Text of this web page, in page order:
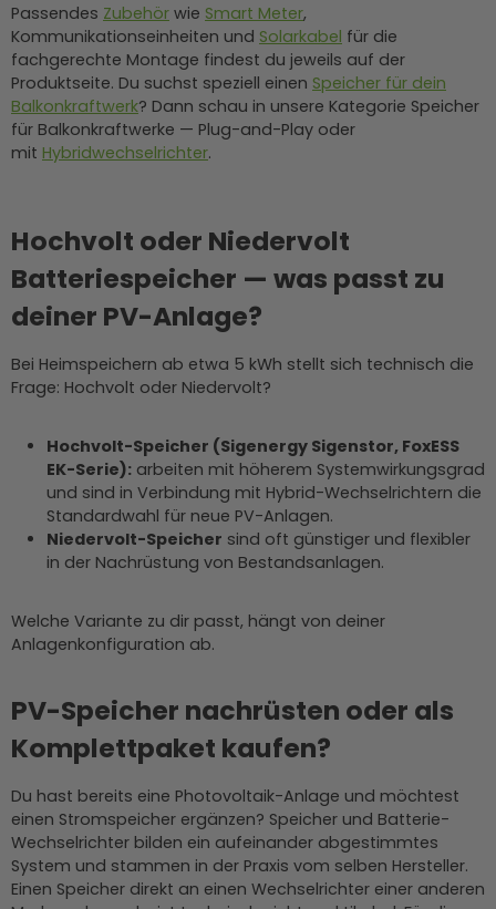
Passendes Zubehör wie Smart Meter,
Kommunikationseinheiten und Solarkabel für die
fachgerechte Montage findest du jeweils auf der
Produktseite. Du suchst speziell einen Speicher für dein
Balkonkraftwerk? Dann schau in unsere Kategorie Speicher
für Balkonkraftwerke — Plug-and-Play oder
mit Hybridwechselrichter.
Hochvolt oder Niedervolt
Batteriespeicher — was passt zu
deiner PV-Anlage?
Bei Heimspeichern ab etwa 5 kWh stellt sich technisch die
Frage: Hochvolt oder Niedervolt?
Hochvolt-Speicher (Sigenergy Sigenstor, FoxESS
EK-Serie): arbeiten mit höherem Systemwirkungsgrad
und sind in Verbindung mit Hybrid-Wechselrichtern die
Standardwahl für neue PV-Anlagen.
Niedervolt-Speicher sind oft günstiger und flexibler
in der Nachrüstung von Bestandsanlagen.
Welche Variante zu dir passt, hängt von deiner
Anlagenkonfiguration ab.
PV-Speicher nachrüsten oder als
Komplettpaket kaufen?
Du hast bereits eine Photovoltaik-Anlage und möchtest
einen Stromspeicher ergänzen? Speicher und Batterie-
Wechselrichter bilden ein aufeinander abgestimmtes
System und stammen in der Praxis vom selben Hersteller.
Einen Speicher direkt an einen Wechselrichter einer anderen